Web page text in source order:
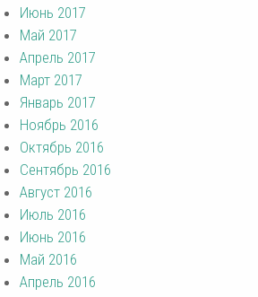
Июнь 2017
Май 2017
Апрель 2017
Март 2017
Январь 2017
Ноябрь 2016
Октябрь 2016
Сентябрь 2016
Август 2016
Июль 2016
Июнь 2016
Май 2016
Апрель 2016